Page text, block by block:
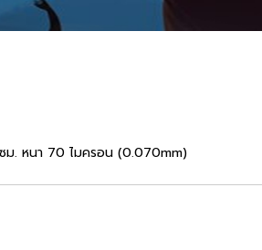
ม. หนา 70 ไมครอน (0.070mm)